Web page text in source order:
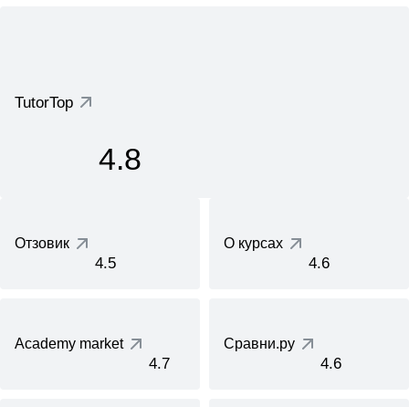
TutorTop
4.8
Отзовик
4.5
О курсах
4.6
Academy market
4.7
Сравни.ру
4.6